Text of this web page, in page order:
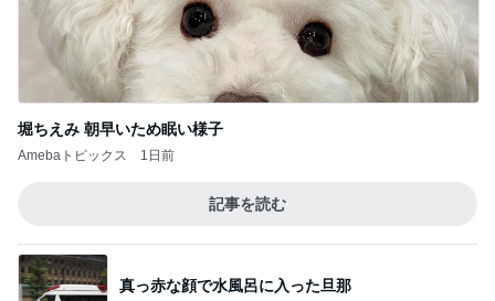
堀ちえみ 朝早いため眠い様子
Amebaトピックス 1日前
記事を読む
真っ赤な顔で水風呂に入った旦那